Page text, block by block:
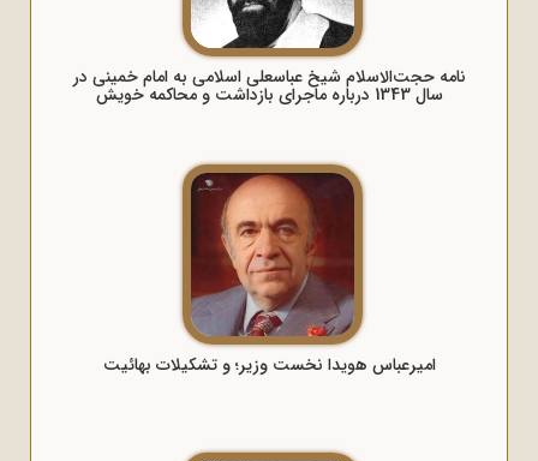
نامه حجت‌الاسلام شیخ عباسعلی اسلامی به امام خمینی در
سال 1343 درباره ماجرای بازداشت و محاکمه خویش
امیرعباس هویدا نخست وزیر؛ و تشکیلات بهائیت